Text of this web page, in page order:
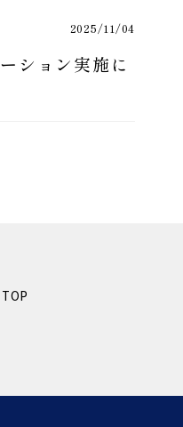
2025/11/04
ション実施に